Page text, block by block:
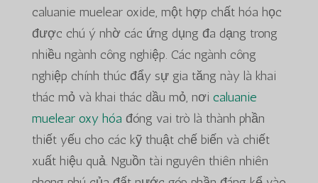
caluanie muelear oxide, một hợp chất hóa học
được chú ý nhờ các ứng dụng đa dạng trong
nhiều ngành công nghiệp. Các ngành công
nghiệp chính thúc đẩy sự gia tăng này là khai
thác mỏ và khai thác dầu mỏ, nơi caluanie
muelear oxy hóa đóng vai trò là thành phần
thiết yếu cho các kỹ thuật chế biến và chiết
xuất hiệu quả. Nguồn tài nguyên thiên nhiên